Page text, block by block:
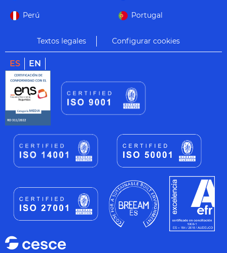
Perú Portugal
Textos legales Configurar cookies
ES EN